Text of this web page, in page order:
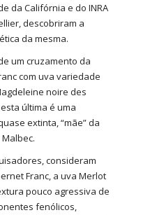
da Califórnia e do INRA
descobriram a
da mesma.
um cruzamento da
com uva variedade
noire des
última é uma
extinta, “mãe” da
consideram
Franc, a uva Merlot
pouco agressiva de
fenólicos,